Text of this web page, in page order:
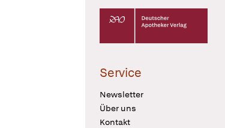
Deutscher Apotheker Verlag
Service
Newsletter
Über uns
Kontakt